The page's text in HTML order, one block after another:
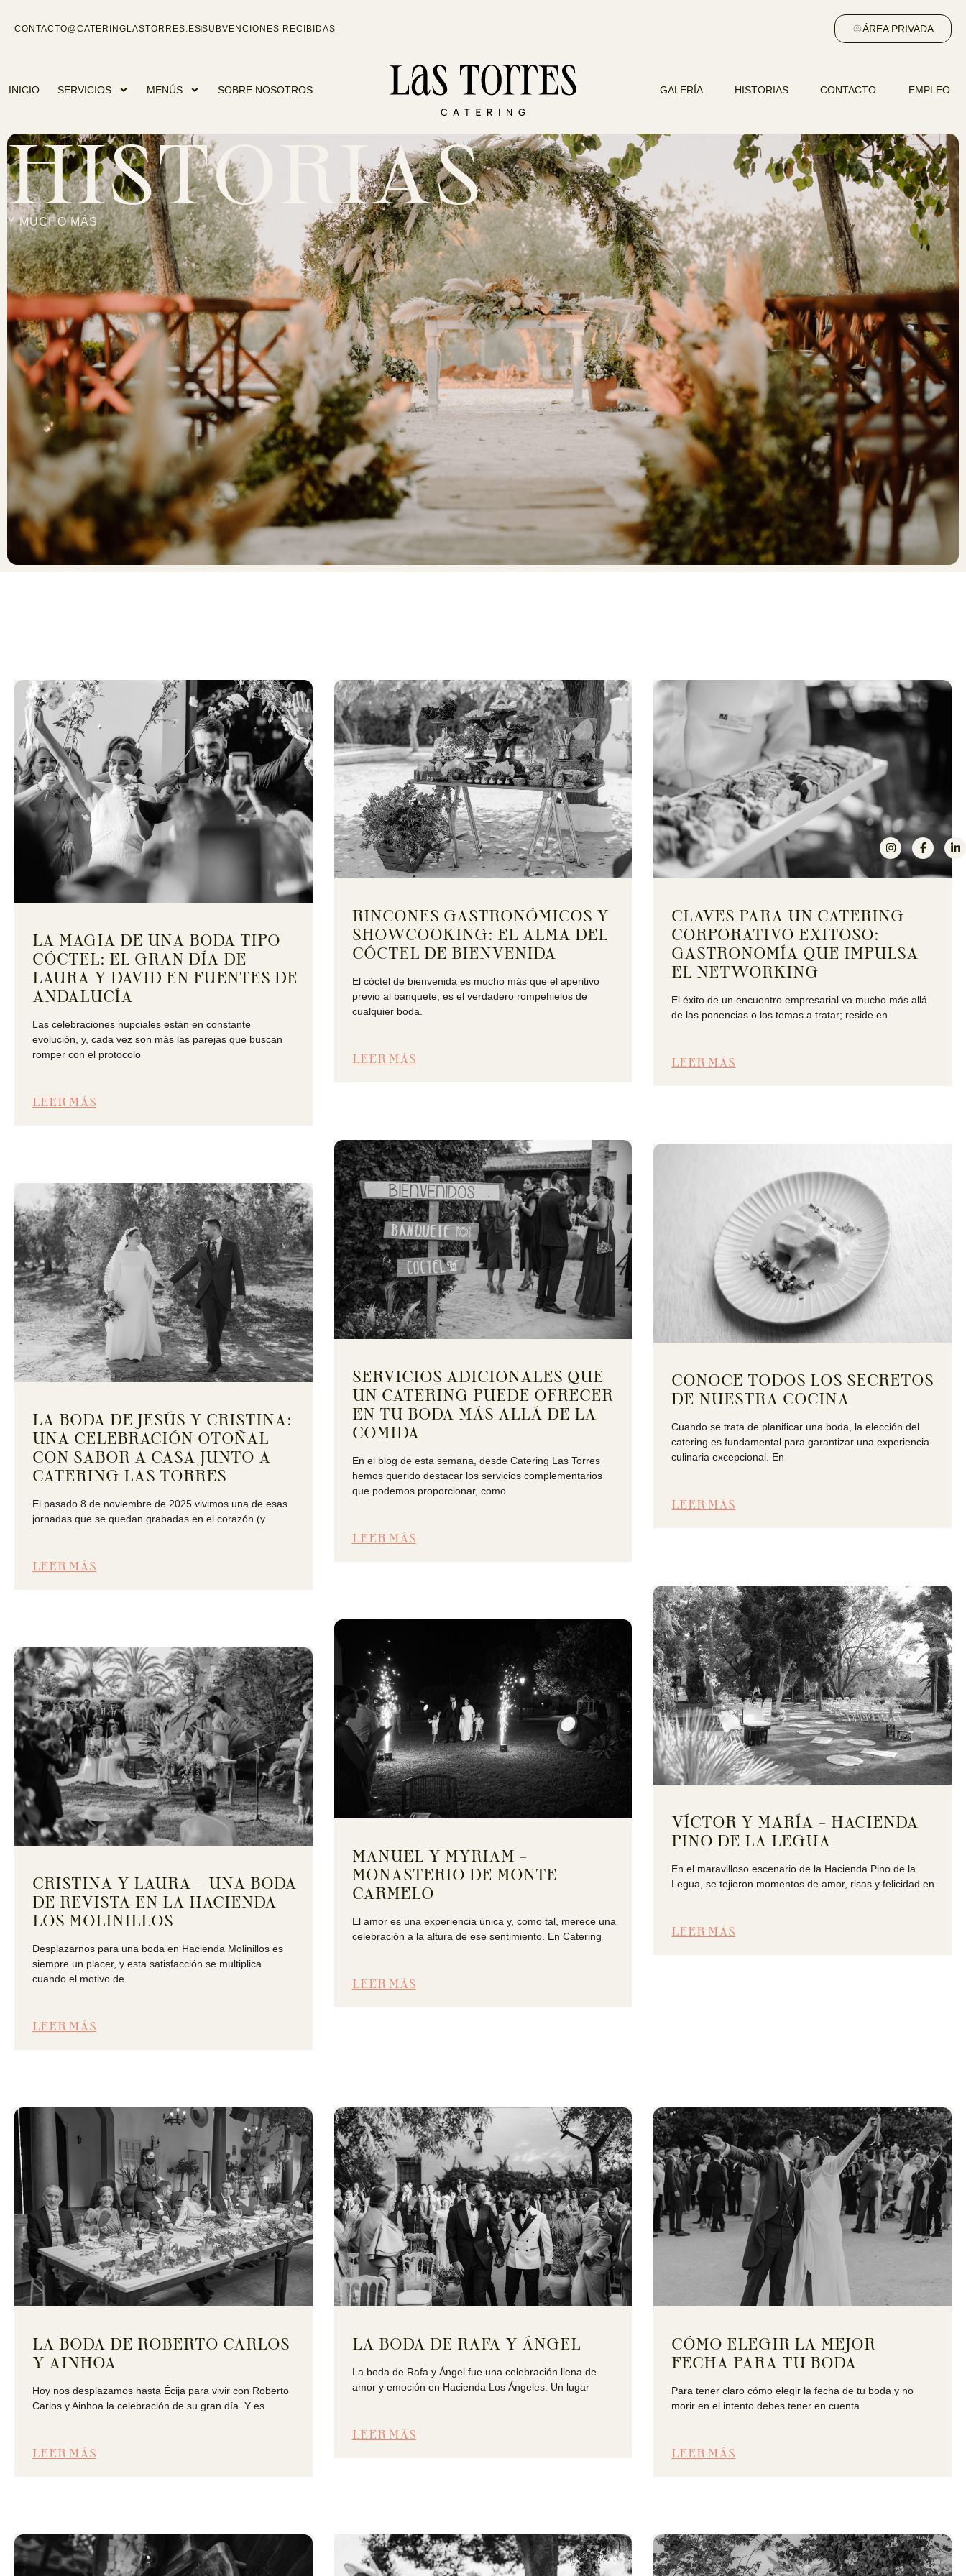
CONTACTO@CATERINGLASTORRES.ESSUBVENCIONES RECIBIDAS ÁREA PRIVADA
INICIO SERVICIOS MENÚS SOBRE NOSOTROS GALERÍA HISTORIAS CONTACTO EMPLEO
HISTORIAS
Y MUCHO MÁS
LA MAGIA DE UNA BODA TIPO
CÓCTEL: EL GRAN DÍA DE
LAURA Y DAVID EN FUENTES DE
ANDALUCÍA
Las celebraciones nupciales están en constante
evolución, y, cada vez son más las parejas que buscan
romper con el protocolo
LEER MÁS
RINCONES GASTRONÓMICOS Y
SHOWCOOKING: EL ALMA DEL
CÓCTEL DE BIENVENIDA
El cóctel de bienvenida es mucho más que el aperitivo
previo al banquete; es el verdadero rompehielos de
cualquier boda.
LEER MÁS
CLAVES PARA UN CATERING
CORPORATIVO EXITOSO:
GASTRONOMÍA QUE IMPULSA
EL NETWORKING
El éxito de un encuentro empresarial va mucho más allá
de las ponencias o los temas a tratar; reside en
LEER MÁS
LA BODA DE JESÚS Y CRISTINA:
UNA CELEBRACIÓN OTOÑAL
CON SABOR A CASA JUNTO A
CATERING LAS TORRES
El pasado 8 de noviembre de 2025 vivimos una de esas
jornadas que se quedan grabadas en el corazón (y
LEER MÁS
SERVICIOS ADICIONALES QUE
UN CATERING PUEDE OFRECER
EN TU BODA MÁS ALLÁ DE LA
COMIDA
En el blog de esta semana, desde Catering Las Torres
hemos querido destacar los servicios complementarios
que podemos proporcionar, como
LEER MÁS
CONOCE TODOS LOS SECRETOS
DE NUESTRA COCINA
Cuando se trata de planificar una boda, la elección del
catering es fundamental para garantizar una experiencia
culinaria excepcional. En
LEER MÁS
CRISTINA Y LAURA – UNA BODA
DE REVISTA EN LA HACIENDA
LOS MOLINILLOS
Desplazarnos para una boda en Hacienda Molinillos es
siempre un placer, y esta satisfacción se multiplica
cuando el motivo de
LEER MÁS
MANUEL Y MYRIAM –
MONASTERIO DE MONTE
CARMELO
El amor es una experiencia única y, como tal, merece una
celebración a la altura de ese sentimiento. En Catering
LEER MÁS
VÍCTOR Y MARÍA – HACIENDA
PINO DE LA LEGUA
En el maravilloso escenario de la Hacienda Pino de la
Legua, se tejieron momentos de amor, risas y felicidad en
LEER MÁS
LA BODA DE ROBERTO CARLOS
Y AINHOA
Hoy nos desplazamos hasta Écija para vivir con Roberto
Carlos y Ainhoa la celebración de su gran día. Y es
LEER MÁS
LA BODA DE RAFA Y ÁNGEL
La boda de Rafa y Ángel fue una celebración llena de
amor y emoción en Hacienda Los Ángeles. Un lugar
LEER MÁS
CÓMO ELEGIR LA MEJOR
FECHA PARA TU BODA
Para tener claro cómo elegir la fecha de tu boda y no
morir en el intento debes tener en cuenta
LEER MÁS